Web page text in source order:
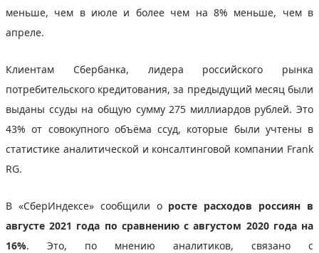
меньше, чем в июле и более чем на 8% меньше, чем в
апреле.
Клиентам Сбербанка, лидера российского рынка
потребительского кредитования, за предыдущий месяц были
выданы ссуды на общую сумму 275 миллиардов рублей. Это
43% от совокупного объёма ссуд, которые были учтены в
статистике аналитической и консалтинговой компании Frank
RG.
В «СберИндексе» сообщили о росте расходов россиян в
августе 2021 года по сравнению с августом 2020 года на
16%. Это, по мнению аналитиков, связано с